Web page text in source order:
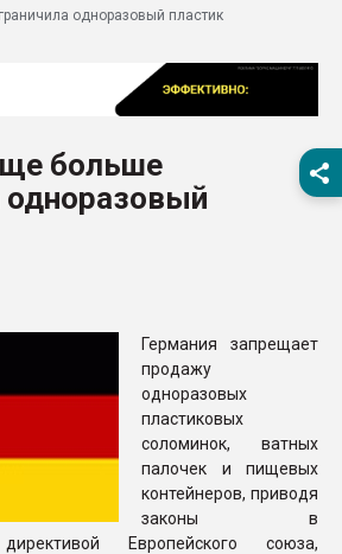
28.07.2026
28.07.2026
ПЕРЕЙТИ НА
одноразовый пластик
больше
одноразовый
Германия запрещает
продажу
одноразовых
пластиковых
соломинок, ватных
палочек и пищевых
контейнеров, приводя
законы в
Европейского союза,